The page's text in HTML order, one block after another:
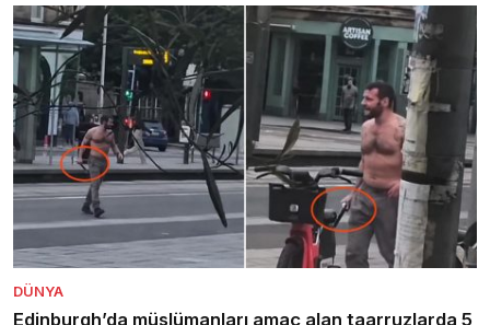
DÜNYA
Edinburgh’da müslümanları amaç alan taarruzlarda 5